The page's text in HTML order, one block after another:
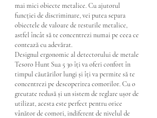
mai mici obiecte metalice. Cu ajutorul
funcției de discriminare, vei putea separa
obiectele de valoare de resturile metalice,
astfel încât să te concentrezi numai pe ceea ce
contează cu adevărat.
Designul ergonomic al detectorului de metale
Tesoro Hunt Sua 5 30 îți va oferi confort în
timpul căutărilor lungi și îți va permite să te
concentrezi pe descoperirea comorilor. Cu o
greutate redusă și un sistem de reglare ușor de
utilizat, acesta este perfect pentru orice
vânător de comori, indiferent de nivelul de